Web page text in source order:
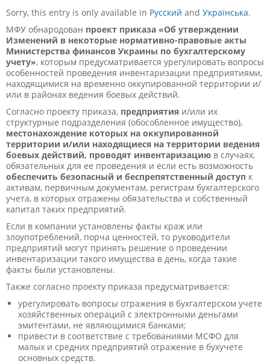
Sorry, this entry is only available in Русский and Українська.
МФУ обнародован проект приказа «Об утверждении
Изменений в некоторые нормативно-правовые акты
Министерства финансов Украины по бухгалтерскому
учету», которым предусматривается урегулировать вопросы
особенностей проведения инвентаризации предприятиями,
находящимися на временно оккупированной территории и/
или в районах ведения боевых действий.
Согласно проекту приказа, предприятия и/или их
структурные подразделения (обособленное имущество),
местонахождение которых на оккупированной
территории и/или находящиеся на территории ведения
боевых действий, проводят инвентаризацию в случаях,
обязательных для ее проведения и если есть возможность
обеспечить безопасный и беспрепятственный доступ к
активам, первичным документам, регистрам бухгалтерского
учета, в которых отражены обязательства и собственный
капитал таких предприятий.
Если в компании установлены факты краж или
злоупотреблений, порча ценностей, то руководители
предприятий могут принять решение о проведении
инвентаризации такого имущества в день, когда такие
факты были установлены.
Также согласно проекту приказа предусматривается:
урегулировать вопросы отражения в бухгалтерском учете
хозяйственных операций с электронными деньгами
эмитентами, не являющимися банками;
привести в соответствие с требованиями МСФО для
малых и средних предприятий отражение в бухучете
основных средств.